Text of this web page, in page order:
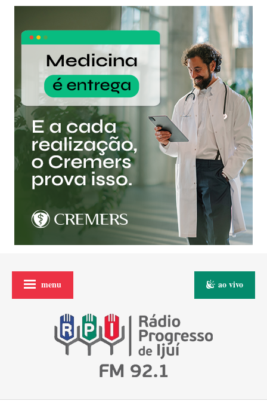
menu ao vivo